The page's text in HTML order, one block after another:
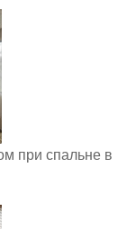
при спальне в